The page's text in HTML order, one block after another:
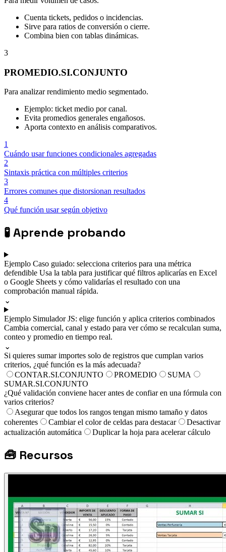
Cuenta tickets, pedidos o incidencias.
Sirve para ratios de conversión o cierre.
Combina bien con tablas dinámicas.
3
PROMEDIO.SI.CONJUNTO
Para analizar rendimiento medio segmentado.
Ejemplo: ticket medio por canal.
Evita promedios generales engañosos.
Aporta contexto en análisis comparativos.
1
Cuándo usar funciones condicionales agregadas
2
Sintaxis práctica con múltiples criterios
3
Errores comunes que distorsionan resultados
4
Qué función usar según objetivo
🧪Aprende probando
Ejemplo Caso guiado: selecciona criterios para una métrica
defendible Usa la tabla para justificar qué filtros aplicarías en Excel
o Google Sheets y cómo validarías el resultado con una
comprobación manual rápida.
⌄
Ejemplo Simulador JS: elige función y aplica criterios combinados
Cambia comercial, canal y estado para ver cómo se recalculan suma,
conteo y promedio en tiempo real.
⌄
Si quieres sumar importes solo de registros que cumplan varios
criterios, ¿qué función es la más adecuada?
CONTAR.SI.CONJUNTO
PROMEDIO
SUMA
SUMAR.SI.CONJUNTO
¿Qué validación conviene hacer antes de confiar en una fórmula con
varios criterios?
Asegurar que todos los rangos tengan mismo tamaño y datos
coherentes
Cambiar el color de celdas para destacar
Desactivar
actualización automática
Duplicar la hoja para acelerar cálculo
🧰 Recursos